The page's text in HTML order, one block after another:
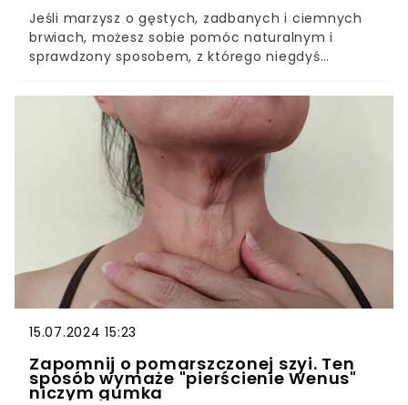
Jeśli marzysz o gęstych, zadbanych i ciemnych
brwiach, możesz sobie pomóc naturalnym i
sprawdzony sposobem, z którego niegdyś
zaskoczyć.
15.07.2024 15:23
Zapomnij o pomarszczonej szyi. Ten
sposób wymaże "pierścienie Wenus"
niczym gumka